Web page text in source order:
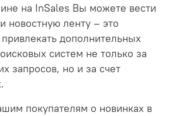
на InSales Вы можете вести
новостную ленту – это
дополнительных
систем не только за
запросов, но и за счет
покупателям о новинках в